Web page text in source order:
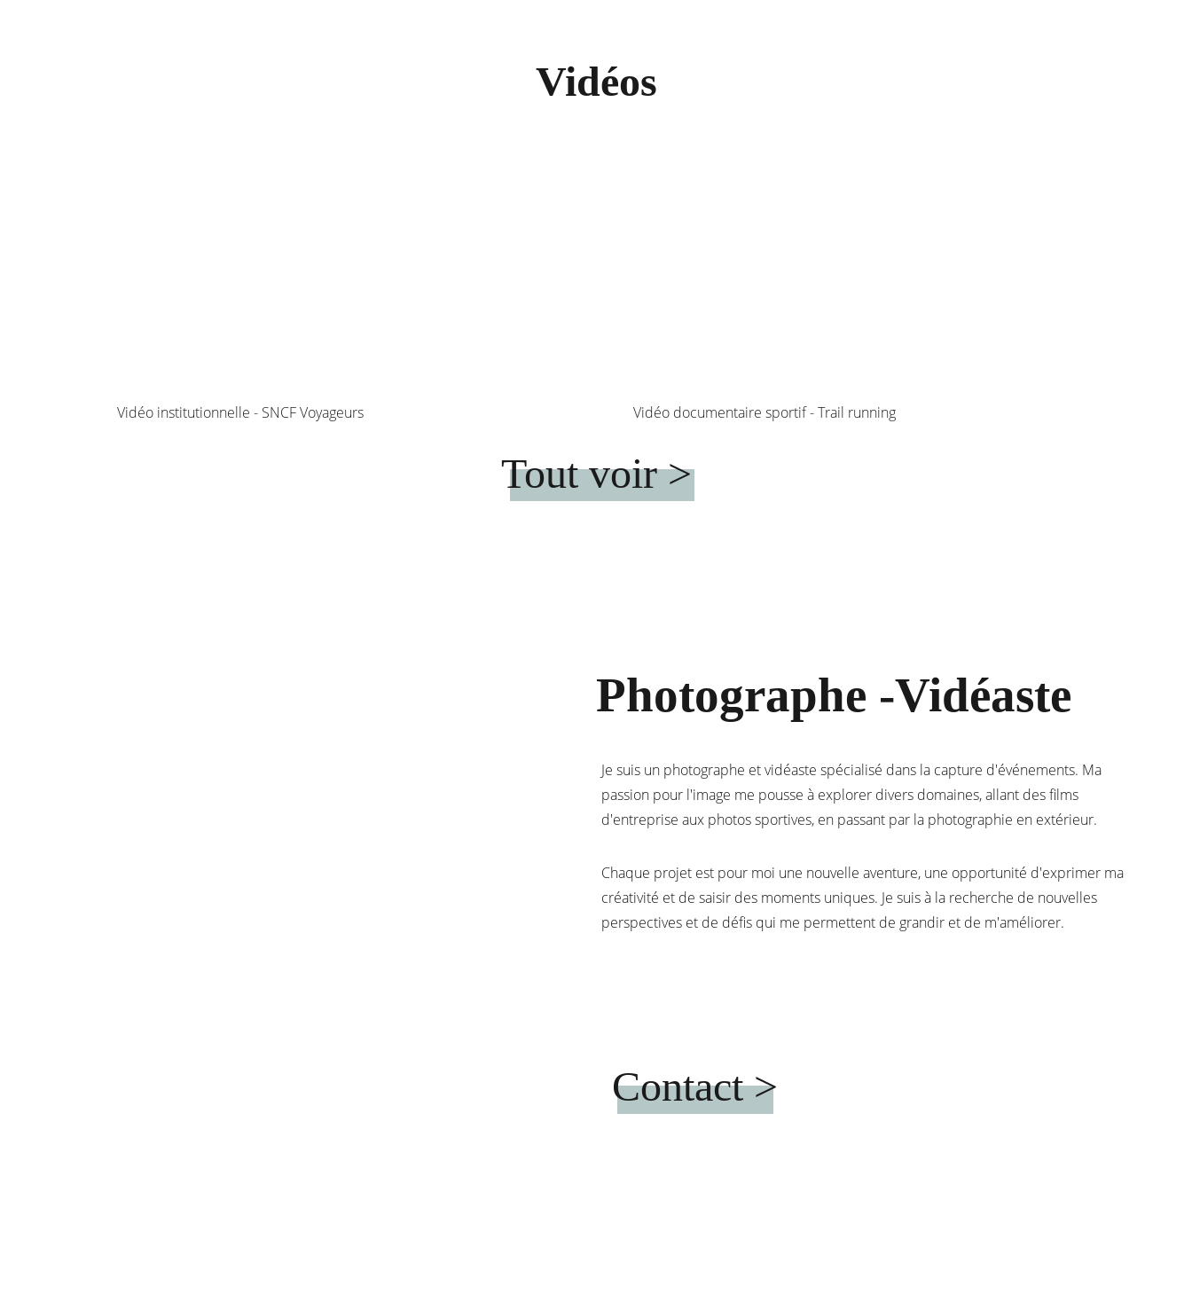
Vidéos
Vidéo institutionnelle - SNCF Voyageurs Vidéo documentaire sportif - Trail running
Tout voir >
Photographe -Vidéaste
Je suis un photographe et vidéaste spécialisé dans la capture d'événements. Ma
passion pour l'image me pousse à explorer divers domaines, allant des films
d'entreprise aux photos sportives, en passant par la photographie en extérieur.
Chaque projet est pour moi une nouvelle aventure, une opportunité d'exprimer ma
créativité et de saisir des moments uniques. Je suis à la recherche de nouvelles
perspectives et de défis qui me permettent de grandir et de m'améliorer.
Contact >